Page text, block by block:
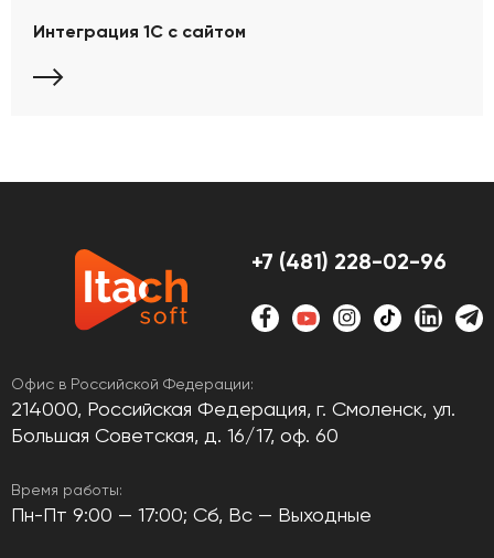
Интеграция 1С с сайтом
+7 (481) 228-02-96
Офис в Российской Федерации:
214000, Российская Федерация, г. Смоленск, ул.
Большая Советская, д. 16/17, оф. 60
Время работы:
Пн-Пт 9:00 — 17:00; Сб, Вс — Выходные